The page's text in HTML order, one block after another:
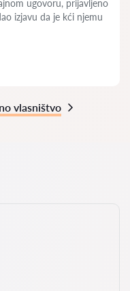
ugovoru, prijavljeno
izjavu da je kći njemu
vlasništvo